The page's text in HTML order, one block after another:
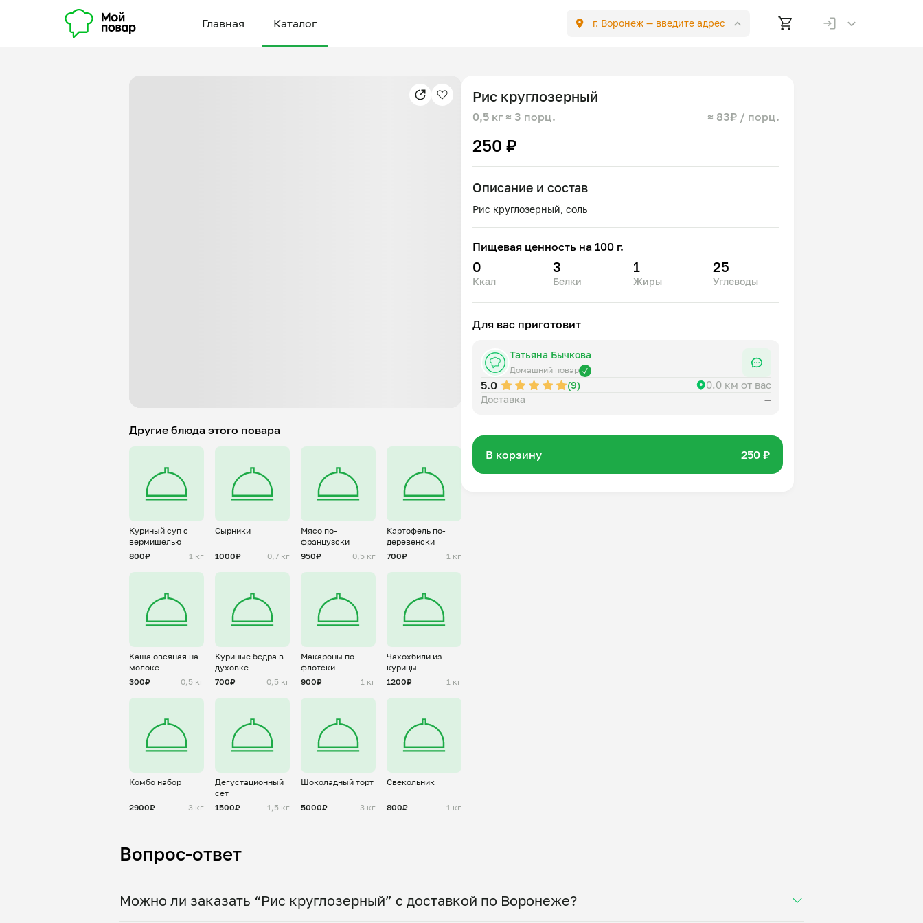
Главная Каталог г. Воронеж — введите адрес
Другие блюда этого повара
Куриный суп с
вермишелью
800₽
1 кг
Сырники
1000₽ 0,7 кг
Мясо по-
французски
950₽
0,5 кг
Картофель по-
деревенски
700₽
1 кг
Каша овсяная на
молоке
300₽
0,5 кг
Куриные бедра в
духовке
700₽
0,5 кг
Макароны по-
флотски
900₽
1 кг
Чахохбили из
курицы
1200₽
1 кг
Комбо набор
2900₽ 3 кг
Дегустационный
сет
1500₽
1,5 кг
Шоколадный торт
5000₽ 3 кг
Свекольник
800₽ 1 кг
Рис круглозерный
0,5 кг ≈ 3 порц. ≈ 83₽ / порц.
250 ₽
Описание и состав
Пищевая ценность на 100 г.
0
Ккал
3
Белки
1
Жиры
25
Углеводы
Для вас приготовит
Татьяна Бычкова
Домашний повар
5.0 (9) 0.0 км от вас
Доставка —
В корзину 250 ₽
Вопрос-ответ
Можно ли заказать “Рис круглозерный” с доставкой по Воронеже?